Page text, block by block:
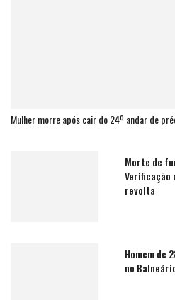
Mulher morre após cair do 24º andar de
Morte de
Verificação
revolta
Homem de
no